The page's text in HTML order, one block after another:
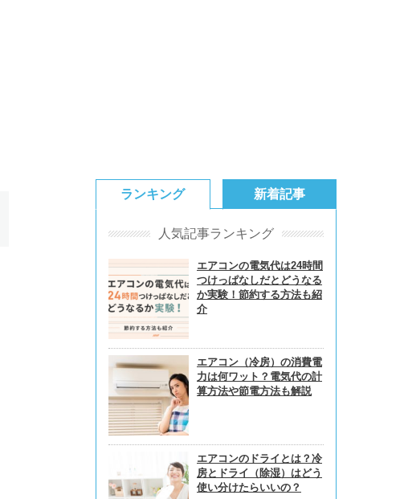
ランキング
人気記事ランキング
エアコンの電気代は24時間
つけっぱなしだとどうなる
か実験！節約する方法も紹
介
エアコン（冷房）の消費電
力は何ワット？電気代の計
算方法や節電方法も解説
エアコンのドライとは？冷
房とドライ（除湿）はどう
使い分けたらいいの？
新着記事